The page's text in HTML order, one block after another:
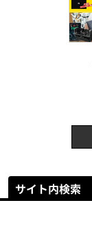
サイト内検索